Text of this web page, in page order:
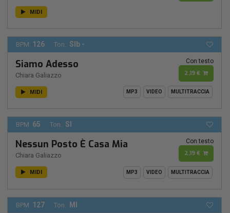
MIDI
BPM: 126 Ton.: SIb -
Siamo Adesso
Chiara Galiazzo
Con testo
2,19 €
MIDI MP3 VIDEO MULTITRACCIA
BPM: 65 Ton.: SI
Nessun Posto È Casa Mia
Chiara Galiazzo
Con testo
2,19 €
MIDI MP3 VIDEO MULTITRACCIA
BPM: 127 Ton.: MI